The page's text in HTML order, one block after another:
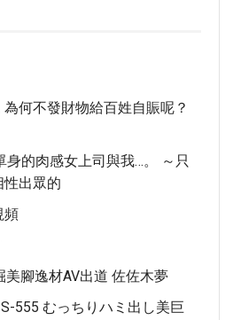
何不發財物給百姓自賑呢？
身的肉感女上司與我…。 ～只
出眾的
頻
美腳逸材AV出道 佐佐木夢
555 むっちりハミ出し美巨